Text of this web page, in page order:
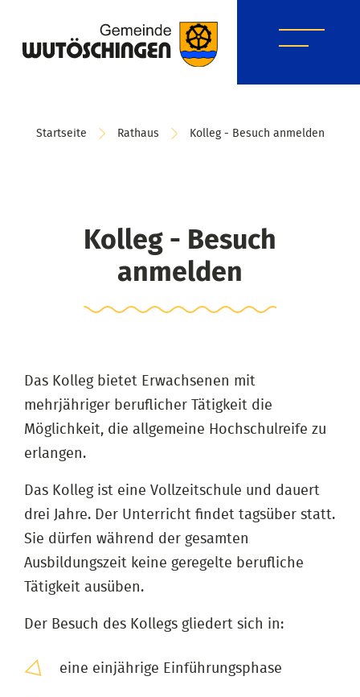
Startseite Rathaus Kolleg - Besuch anmelden
Kolleg - Besuch
anmelden
Das Kolleg bietet Erwachsenen mit
mehrjähriger beruflicher Tätigkeit die
Möglichkeit, die allgemeine Hochschulreife zu
erlangen.
Das Kolleg ist eine Vollzeitschule und dauert
drei Jahre. Der Unterricht findet tagsüber statt.
Sie dürfen während der gesamten
Ausbildungszeit keine geregelte berufliche
Tätigkeit ausüben.
Der Besuch des Kollegs gliedert sich in:
eine einjährige Einführungsphase